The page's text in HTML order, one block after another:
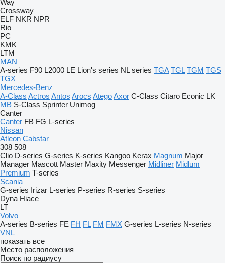
Way
Crossway
ELF NKR NPR
Rio
PC
KMK
LTM
MAN
A-series F90 L2000 LE Lion's series NL series TGA TGL TGM TGS
TGX
Mercedes-Benz
A-Class Actros Antos Arocs AtegoAxor C-Class Citaro Econic LK
MB S-Class Sprinter Unimog
Canter
Canter FB FG L-series
Nissan
Atleon Cabstar
308 508
Clio D-series G-series K-series Kangoo Kerax Magnum Major
Manager Mascott Master Maxity Messenger Midliner Midlum
Premium T-series
Scania
G-series Irizar L-series P-series R-series S-series
Dyna Hiace
LT
Volvo
A-series B-series FE FH FL FM FMX G-series L-series N-series
VNL
показать все
Место расположения
Поиск по радиусу